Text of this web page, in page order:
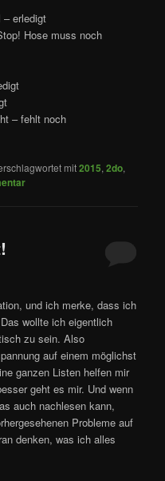
– erledigt
Hose muss noch
– fehlt noch
mit2015,2do,
und ich merke, dass ich
wollte ich eigentlich
zu sein. Also
auf einem möglichst
ganzen Listen helfen mir
geht es mir. Und wenn
auch nachlesen kann,
Probleme auf
denken, was ich alles